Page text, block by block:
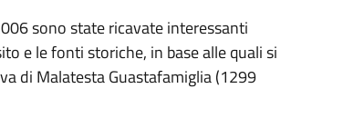
sono state ricavate interessanti
e le fonti storiche, in base alle quali si
di Malatesta Guastafamiglia (1299